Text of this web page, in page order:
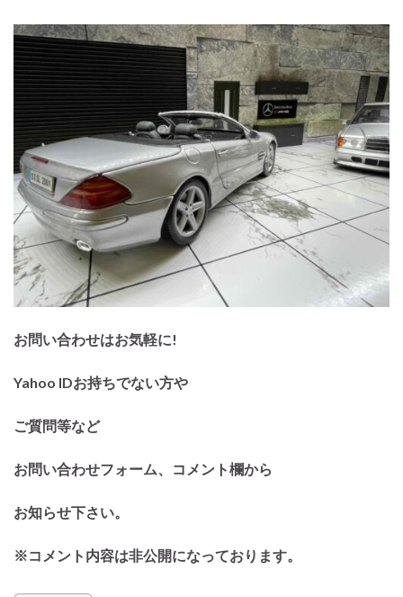
お問い合わせはお気軽に!
Yahoo IDお持ちでない方や
ご質問等など
お問い合わせフォーム、コメント欄から
お知らせ下さい。
※コメント内容は非公開になっております。